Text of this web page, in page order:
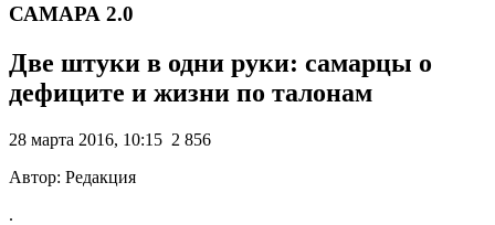
САМАРА 2.0
Две штуки в одни руки: самарцы о
дефиците и жизни по талонам
28 марта 2016, 10:15 2 856
Автор: Редакция
.